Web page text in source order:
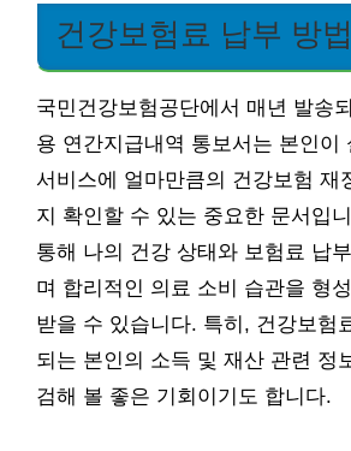
건강보험료 납부 방법
국민건강보험공단에서 매년 발송
용 연간지급내역 통보서는 본인이
서비스에 얼마만큼의 건강보험 재
지 확인할 수 있는 중요한 문서입
통해 나의 건강 상태와 보험료 납
며 합리적인 의료 소비 습관을 형
받을 수 있습니다. 특히, 건강보험
되는 본인의 소득 및 재산 관련 정
검해 볼 좋은 기회이기도 합니다.